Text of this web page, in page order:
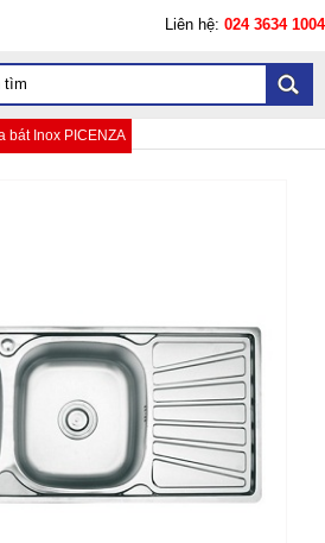
Liên hệ: 024 3634 1004
bát Inox PICENZA